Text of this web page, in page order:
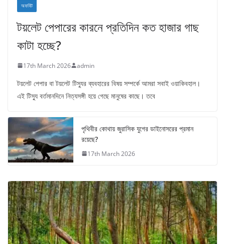
অফবিট
টয়লেট পেপারের কারনে প্রতিদিন কত হাজার গাছ
কাটা হচ্ছে?
17th March 2026 admin
টয়লেট পেপার বা টয়লেট টিস্যুর ব্যবহারের বিষয় সম্পর্কে আমরা সবাই ওয়াকিবহাল।
এই টিস্যু বর্তমানদিনে নিত্যসঙ্গী হয়ে গেছে মানুষের কাছে। তবে
পৃথিবীর কোথায় জুরাসিক যুগের ডাইনোসরের প্রমান
রয়েছে?
17th March 2026